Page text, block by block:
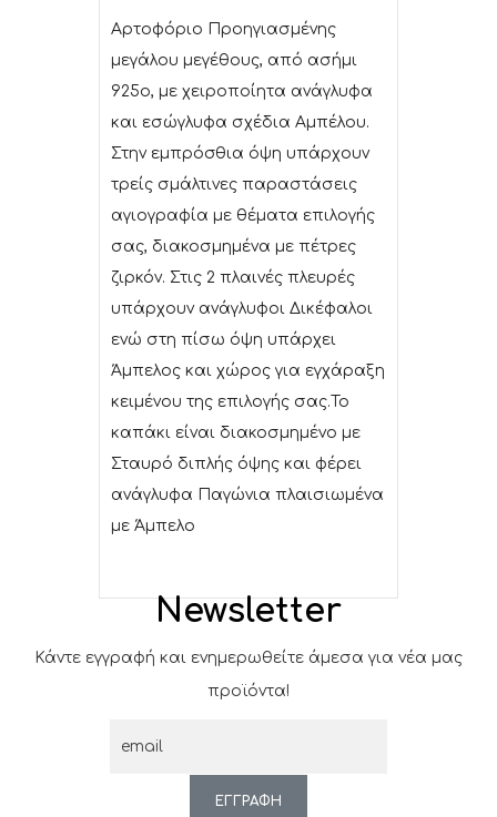
Αρτοφόριο Προηγιασμένης
μεγάλου μεγέθους, από ασήμι
925ο, με χειροποίητα ανάγλυφα
και εσώγλυφα σχέδια Αμπέλου.
Στην εμπρόσθια όψη υπάρχουν
τρείς σμάλτινες παραστάσεις
αγιογραφία με θέματα επιλογής
σας, διακοσμημένα με πέτρες
ζιρκόν. Στις 2 πλαινές πλευρές
υπάρχουν ανάγλυφοι Δικέφαλοι
ενώ στη πίσω όψη υπάρχει
Άμπελος και χώρος για εγχάραξη
κειμένου της επιλογής σας.Το
καπάκι είναι διακοσμημένο με
Σταυρό διπλής όψης και φέρει
ανάγλυφα Παγώνια πλαισιωμένα
με Άμπελο
Newsletter
Κάντε εγγραφή και ενημερωθείτε άμεσα για νέα μας
προϊόντα!
ΕΓΓΡΑΦΗ